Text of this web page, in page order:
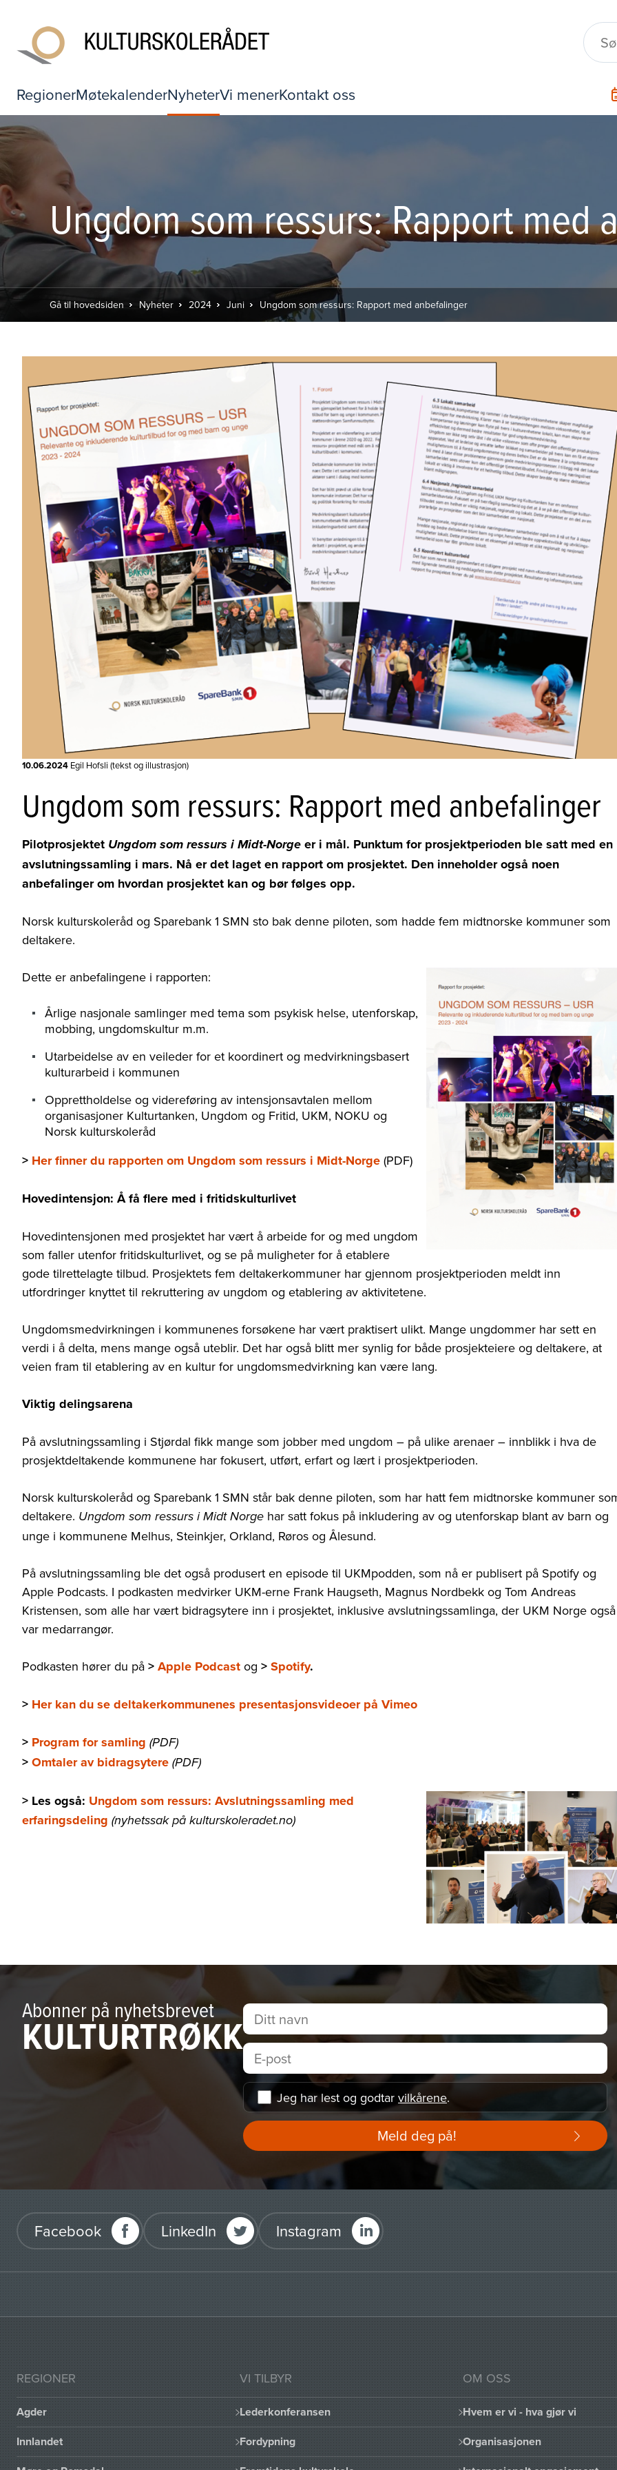
RegionerMøtekalenderNyheterVi menerKontakt oss
Ungdom som ressurs: Rapport med
Gå til hovedsiden Nyheter 2024 Juni Ungdom som ressurs: Rapport med anbefalinger
10.06.2024 Egil Hofsli (tekst og illustrasjon)
Ungdom som ressurs: Rapport med anbefalinger
Pilotprosjektet Ungdom som ressurs i Midt-Norge er i mål. Punktum for prosjektperioden ble satt med en
avslutningssamling i mars. Nå er det laget en rapport om prosjektet. Den inneholder også noen
anbefalinger om hvordan prosjektet kan og bør følges opp.
Norsk kulturskoleråd og Sparebank 1 SMN sto bak denne piloten, som hadde fem midtnorske kommuner som
deltakere.
Dette er anbefalingene i rapporten:
Årlige nasjonale samlinger med tema som psykisk helse, utenforskap,
mobbing, ungdomskultur m.m.
Utarbeidelse av en veileder for et koordinert og medvirkningsbasert
kulturarbeid i kommunen
Opprettholdelse og videreføring av intensjonsavtalen mellom
organisasjoner Kulturtanken, Ungdom og Fritid, UKM, NOKU og
Norsk kulturskoleråd
> Her finner du rapporten om Ungdom som ressurs i Midt-Norge (PDF)
Hovedintensjon: Å få flere med i fritidskulturlivet
Hovedintensjonen med prosjektet har vært å arbeide for og med ungdom
som faller utenfor fritidskulturlivet, og se på muligheter for å etablere
gode tilrettelagte tilbud. Prosjektets fem deltakerkommuner har gjennom prosjektperioden meldt inn
utfordringer knyttet til rekruttering av ungdom og etablering av aktivitetene.
Ungdomsmedvirkningen i kommunenes forsøkene har vært praktisert ulikt. Mange ungdommer har sett en
verdi i å delta, mens mange også uteblir. Det har også blitt mer synlig for både prosjekteiere og deltakere, at
veien fram til etablering av en kultur for ungdomsmedvirkning kan være lang.
Viktig delingsarena
På avslutningssamling i Stjørdal fikk mange som jobber med ungdom – på ulike arenaer – innblikk i hva de
prosjektdeltakende kommunene har fokusert, utført, erfart og lært i prosjektperioden.
Norsk kulturskoleråd og Sparebank 1 SMN står bak denne piloten, som har hatt fem midtnorske kommuner
deltakere. Ungdom som ressurs i Midt Norge har satt fokus på inkludering av og utenforskap blant av barn og
unge i kommunene Melhus, Steinkjer, Orkland, Røros og Ålesund.
På avslutningssamling ble det også produsert en episode til UKMpodden, som nå er publisert på Spotify og
Apple Podcasts. I podkasten medvirker UKM-erne Frank Haugseth, Magnus Nordbekk og Tom Andreas
Kristensen, som alle har vært bidragsytere inn i prosjektet, inklusive avslutningssamlinga, der UKM Norge også
var medarrangør.
Podkasten hører du på >Apple Podcast og >Spotify.
> Her kan du se deltakerkommunenes presentasjonsvideoer på Vimeo
> Program for samling (PDF)
>Omtaler av bidragsytere (PDF)
> Les også: Ungdom som ressurs: Avslutningssamling med
erfaringsdeling (nyhetssak på kulturskoleradet.no)
Abonner på nyhetsbrevet
KULTURTRØKK
Jeg har lest og godtar vilkårene.
Meld deg på!
Facebook LinkedIn Instagram
REGIONER
Agder
Innlandet
VI TILBYR
Lederkonferansen
Fordypning
OM OSS
Hvem er vi - hva gjør vi
Organisasjonen